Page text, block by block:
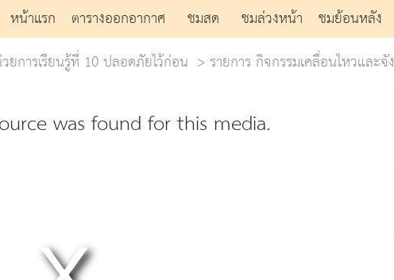
หน้าแรก ตารางออกอากาศ ชมสด ชมล่วงหน้า ชมย้อนหลัง
ยการเรียนรู้ที่ 10 ปลอดภัยไว้ก่อน
รายการ กิจกรรมเคลื่อนไหวและจั
was found for this media.